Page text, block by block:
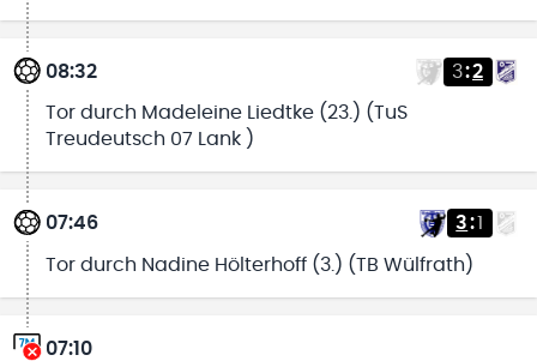
08:32 3:2
Tor durch Madeleine Liedtke (23.) (TuS
Treudeutsch 07 Lank )
07:46 3:1
Tor durch Nadine Hölterhoff (3.) (TB Wülfrath)
07:10